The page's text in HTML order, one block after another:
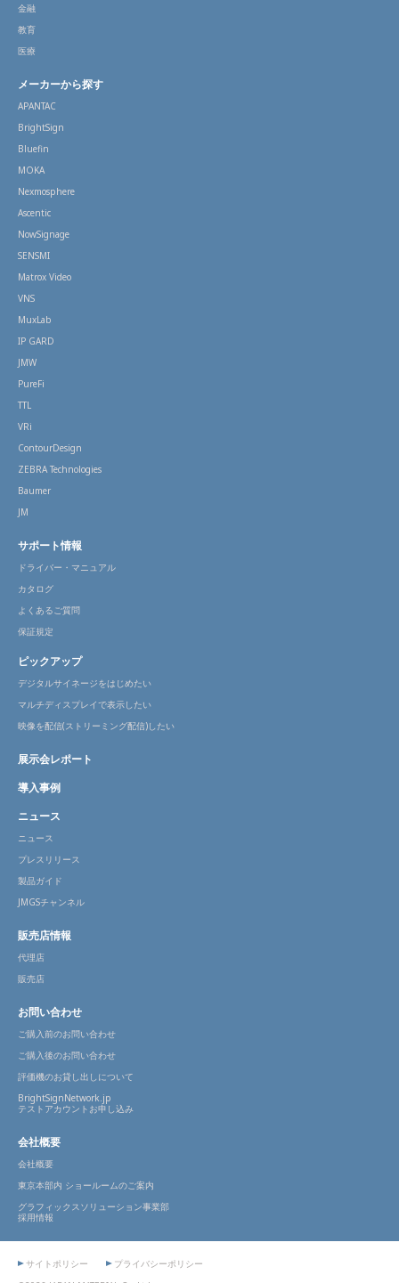
金融
教育
医療
メーカーから探す
APANTAC
BrightSign
Bluefin
MOKA
Nexmosphere
Ascentic
NowSignage
SENSMI
Matrox Video
VNS
MuxLab
IP GARD
JMW
PureFi
TTL
VRi
ContourDesign
ZEBRA Technologies
Baumer
JM
サポート情報
ドライバー・マニュアル
カタログ
よくあるご質問
保証規定
ピックアップ
デジタルサイネージをはじめたい
マルチディスプレイで表示したい
映像を配信(ストリーミング配信)したい
展示会レポート
導入事例
ニュース
ニュース
プレスリリース
製品ガイド
JMGSチャンネル
販売店情報
代理店
販売店
お問い合わせ
ご購入前のお問い合わせ
ご購入後のお問い合わせ
評価機のお貸し出しについて
BrightSignNetwork.jp
テストアカウントお申し込み
会社概要
会社概要
東京本部内 ショールームのご案内
グラフィックスソリューション事業部
採用情報
サイトポリシー プライバシーポリシー